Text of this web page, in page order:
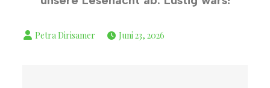
Juni 23, 2026